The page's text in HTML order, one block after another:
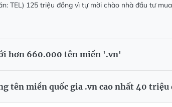
TEL) 125 triệu đồng vì tự mời chào nhà đầu tư
hơn 660.000 tên miền '.vn'
tên miền quốc gia .vn cao nhất 40